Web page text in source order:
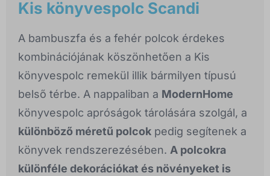
Kis könyvespolc Scandi
A bambuszfa és a fehér polcok érdekes
kombinációjának köszönhetően a Kis
könyvespolc remekül illik bármilyen típusú
belső térbe. A nappaliban a ModernHome
könyvespolc apróságok tárolására szolgál, a
különböző méretű polcok pedig segítenek a
könyvek rendszerezésében. A polcokra
különféle dekorációkat és növényeket is